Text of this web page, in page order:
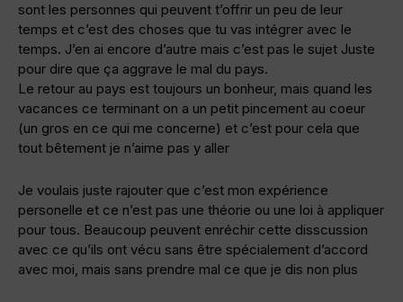
sont les personnes qui peuvent t’offrir un peu de leur
temps et c’est des choses que tu vas intégrer avec le
temps. J’en ai encore d’autre mais c’est pas le sujet Juste
pour dire que ça aggrave le mal du pays.
Le retour au pays est toujours un bonheur, mais quand les
vacances ce terminant on a un petit pincement au coeur
(un gros en ce qui me concerne) et c’est pour cela que
tout bêtement je n’aime pas y aller
Je voulais juste rajouter que c’est mon expérience
personelle et ce n’est pas une théorie ou une loi à appliquer
pour tous. Beaucoup peuvent enréchir cette disscussion
avec ce qu’ils ont vécu sans être spécialement d’accord
avec moi, mais sans prendre mal ce que je dis non plus